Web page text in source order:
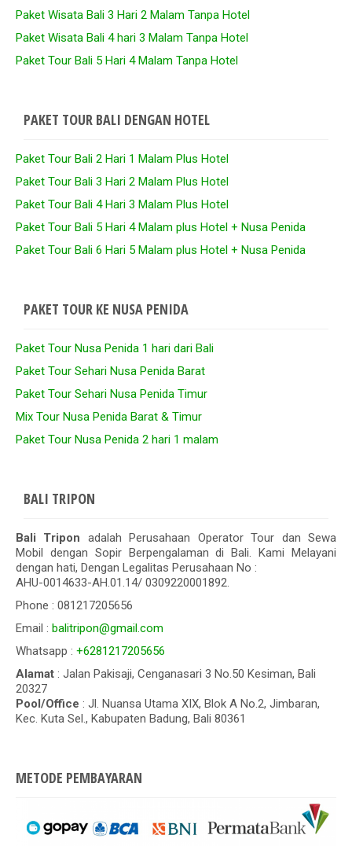
Paket Wisata Bali 3 Hari 2 Malam Tanpa Hotel
Paket Wisata Bali 4 hari 3 Malam Tanpa Hotel
Paket Tour Bali 5 Hari 4 Malam Tanpa Hotel
PAKET TOUR BALI DENGAN HOTEL
Paket Tour Bali 2 Hari 1 Malam Plus Hotel
Paket Tour Bali 3 Hari 2 Malam Plus Hotel
Paket Tour Bali 4 Hari 3 Malam Plus Hotel
Paket Tour Bali 5 Hari 4 Malam plus Hotel + Nusa Penida
Paket Tour Bali 6 Hari 5 Malam plus Hotel + Nusa Penida
PAKET TOUR KE NUSA PENIDA
Paket Tour Nusa Penida 1 hari dari Bali
Paket Tour Sehari Nusa Penida Barat
Paket Tour Sehari Nusa Penida Timur
Mix Tour Nusa Penida Barat & Timur
Paket Tour Nusa Penida 2 hari 1 malam
BALI TRIPON
Bali Tripon adalah Perusahaan Operator Tour dan Sewa
Mobil dengan Sopir Berpengalaman di Bali. Kami Melayani
dengan hati, Dengan Legalitas Perusahaan No :
AHU-0014633-AH.01.14/ 0309220001892.
Phone : 081217205656
Email : balitripon@gmail.com
Whatsapp : +6281217205656
Alamat : Jalan Pakisaji, Cenganasari 3 No.50 Kesiman, Bali
20327
Pool/Office : Jl. Nuansa Utama XIX, Blok A No.2, Jimbaran,
Kec. Kuta Sel., Kabupaten Badung, Bali 80361
METODE PEMBAYARAN